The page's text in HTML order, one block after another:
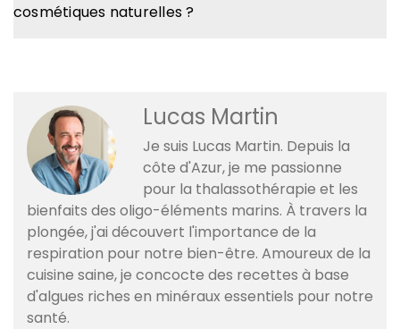
cosmétiques naturelles ?
Lucas Martin
Je suis Lucas Martin. Depuis la
côte d'Azur, je me passionne
pour la thalassothérapie et les
bienfaits des oligo-éléments marins. À travers la
plongée, j'ai découvert l'importance de la
respiration pour notre bien-être. Amoureux de la
cuisine saine, je concocte des recettes à base
d'algues riches en minéraux essentiels pour notre
santé.